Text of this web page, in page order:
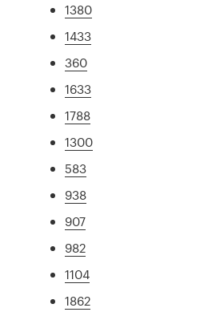
1380
1433
360
1633
1788
1300
583
938
907
982
1104
1862